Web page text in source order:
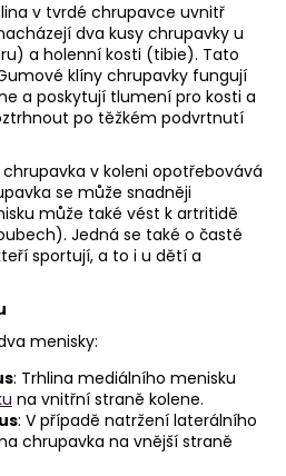
v tvrdé chrupavce uvnitř
dva kusy chrupavky u
a holenní kosti (tibie). Tato
klíny chrupavky fungují
a poskytují tlumení pro kosti a
po těžkém podvrtnutí
v koleni opotřebovává
se může snadněji
může také vést k artritidě
Jedná se také o časté
sportují, a to i u dětí a
menisky:
: Trhlina mediálního menisku
na vnitřní straně kolene.
: V případě natržení laterálního
chrupavka na vnější straně